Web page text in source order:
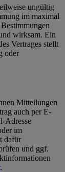
ungültig
im maximal
wirksam. Ein
Vertrages stellt
oder
Mitteilungen
auch per E-
Adresse
im
dafür
und ggf.
.